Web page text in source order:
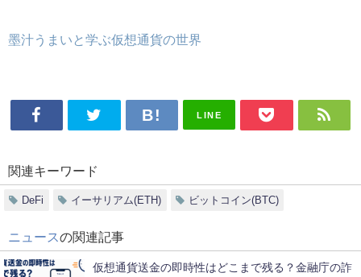
墨汁うまいと学ぶ仮想通貨の世界
LINE
関連キーワード
DeFi イーサリアム(ETH) ビットコイン(BTC)
ニュースの関連記事
仮想通貨送金の即時性はどこまで残る？金融庁の詐